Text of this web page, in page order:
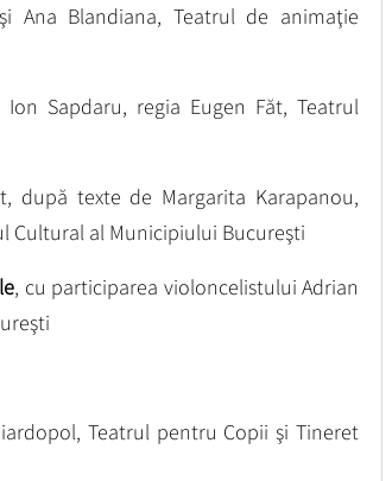
Ana Blandiana, Teatrul de animaţie
Sapdaru, regia Eugen Făt, Teatrul
după texte de Margarita Karapanou,
Cultural al Municipiului Bucureşti
, cu participarea violoncelistului Adrian
Teatrul pentru Copii şi Tineret